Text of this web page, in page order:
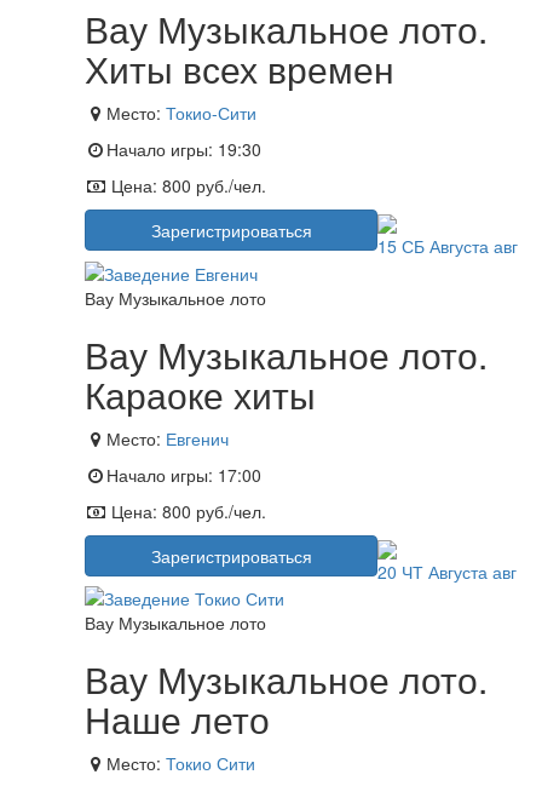
Вау Музыкальное лото.
Хиты всех времен
Место: Токио-Сити
Начало игры: 19:30
Цена: 800 руб./чел.
Зарегистрироваться
15 СБ Августа авг
Вау Музыкальное лото
Вау Музыкальное лото.
Караоке хиты
Место: Евгенич
Начало игры: 17:00
Цена: 800 руб./чел.
Зарегистрироваться
20 ЧТ Августа авг
Вау Музыкальное лото
Вау Музыкальное лото.
Наше лето
Место: Токио Сити